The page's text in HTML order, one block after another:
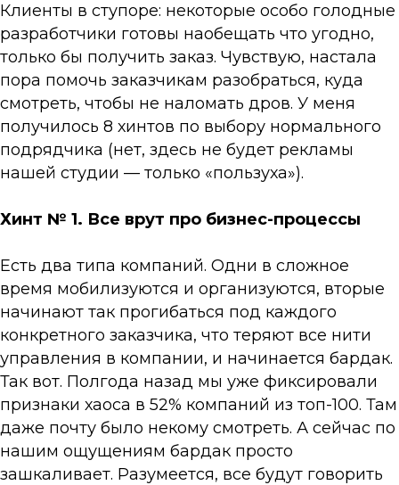
Клиенты в ступоре: некоторые особо голодные
разработчики готовы наобещать что угодно,
только бы получить заказ. Чувствую, настала
пора помочь заказчикам разобраться, куда
смотреть, чтобы не наломать дров. У меня
получилось 8 хинтов по выбору нормального
подрядчика (нет, здесь не будет рекламы
нашей студии — только «пользуха»).
Хинт № 1. Все врут про бизнес-процессы
Есть два типа компаний. Одни в сложное
время мобилизуются и организуются, вторые
начинают так прогибаться под каждого
конкретного заказчика, что теряют все нити
управления в компании, и начинается бардак.
Так вот. Полгода назад мы уже фиксировали
признаки хаоса в 52% компаний из топ-100. Там
даже почту было некому смотреть. А сейчас по
нашим ощущениям бардак просто
зашкаливает. Разумеется, все будут говорить